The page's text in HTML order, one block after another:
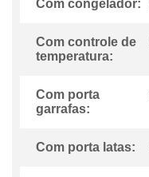
Com congelador:
Com controle de
temperatura:
Com porta
garrafas:
Com porta latas: